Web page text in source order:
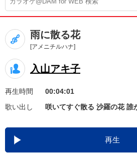
カラオケ＠DAM
ユーザー検索
キャンペーン
お知らせ よくあるご質問
DAMの新曲・ランキ
カラオケ最新情報をチ
雨に散る花
[アメニチルハナ]
入山アキ子
再生時間
00:04:01
歌い出し
咲いてすぐ散る 沙羅の花 誰
再生